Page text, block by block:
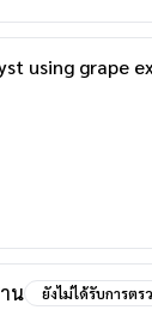
using
น ยังไม่ได้รับการตร